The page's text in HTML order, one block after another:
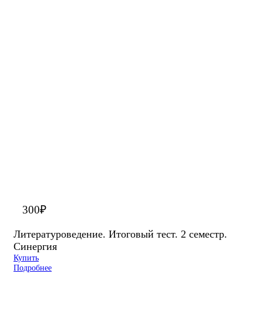
300₽
Литературоведение. Итоговый тест. 2 семестр.
Синергия
Купить
Подробнее